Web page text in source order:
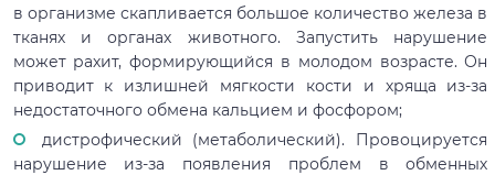
в организме скапливается большое количество железа в
тканях и органах животного. Запустить нарушение
может рахит, формирующийся в молодом возрасте. Он
приводит к излишней мягкости кости и хряща из-за
недостаточного обмена кальцием и фосфором;
дистрофический (метаболический). Провоцируется
нарушение из-за появления проблем в обменных